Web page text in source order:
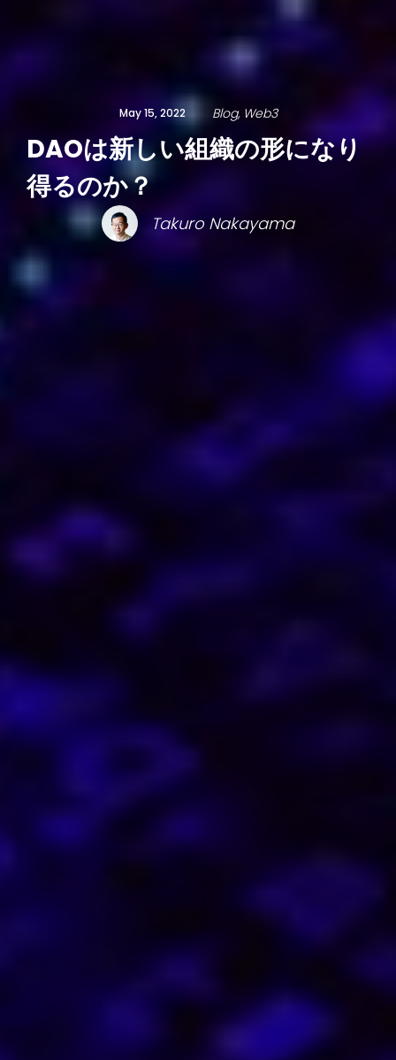
May 15, 2022 Blog Web3
DAOは新しい組織の形になり
得るのか？
Takuro Nakayama